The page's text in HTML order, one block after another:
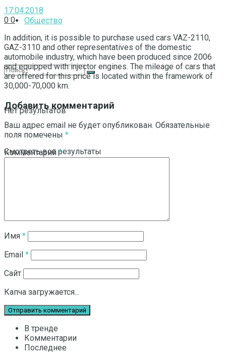
Общество
Нет результатов
Смотреть все результаты
17.04.2018
0 0
In addition, it is possible to purchase used cars VAZ-2110,
GAZ-3110 and other representatives of the domestic
automobile industry, which have been produced since 2006
and equipped with injector engines. The mileage of cars that
are offered for this price is located within the framework of
30,000-70,000 km.
Добавить комментарий
Ваш адрес email не будет опубликован. Обязательные
поля помечены *
Комментарий*
Имя *
Email *
Сайт
Капча загружается...
В тренде
Комментарии
Последнее